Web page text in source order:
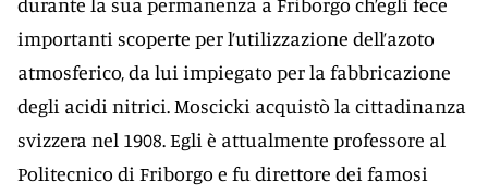
importanti scoperte per l’utilizzazione dell’azoto
atmosferico, da lui impiegato per la fabbricazione
degli acidi nitrici. Moscicki acquistò la cittadinanza
svizzera nel 1908. Egli è attualmente professore al
Politecnico di Friborgo e fu direttore dei famosi